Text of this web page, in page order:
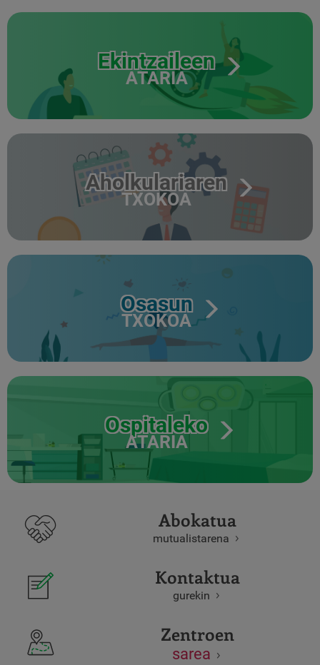
Ekintzaileen
ATARIA
Aholkulariaren
TXOKOA
Osasun
TXOKOA
Ospitaleko
ATARIA
Abokatua
mutualistarena
Kontaktua
gurekin
Zentroen
sarea